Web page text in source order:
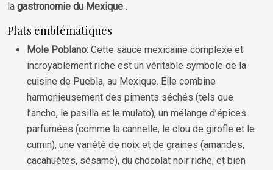
la gastronomie du Mexique .
Plats emblématiques
Mole Poblano: Cette sauce mexicaine complexe et
incroyablement riche est un véritable symbole de la
cuisine de Puebla, au Mexique. Elle combine
harmonieusement des piments séchés (tels que
l’ancho, le pasilla et le mulato), un mélange d’épices
parfumées (comme la cannelle, le clou de girofle et le
cumin), une variété de noix et de graines (amandes,
cacahuètes, sésame), du chocolat noir riche, et bien